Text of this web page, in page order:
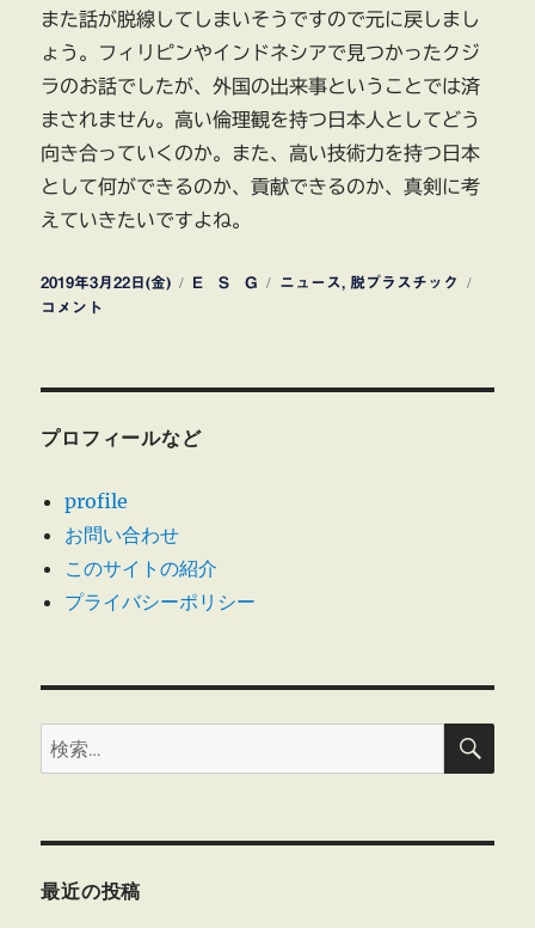
また話が脱線してしまいそうですので元に戻しまし
ょう。フィリピンやインドネシアで見つかったクジ
ラのお話でしたが、外国の出来事ということでは済
まされません。高い倫理観を持つ日本人としてどう
向き合っていくのか。また、高い技術力を持つ日本
として何ができるのか、貢献できるのか、真剣に考
えていきたいですよね。
投
稿
2019年3月22日(金)
カ
E S G
タ
ニュース, 脱プラスチック
ル
コメント
プロフィールなど
profile
お問い合わせ
このサイトの紹介
プライバシーポリシー
検
索:
検
最近の投稿